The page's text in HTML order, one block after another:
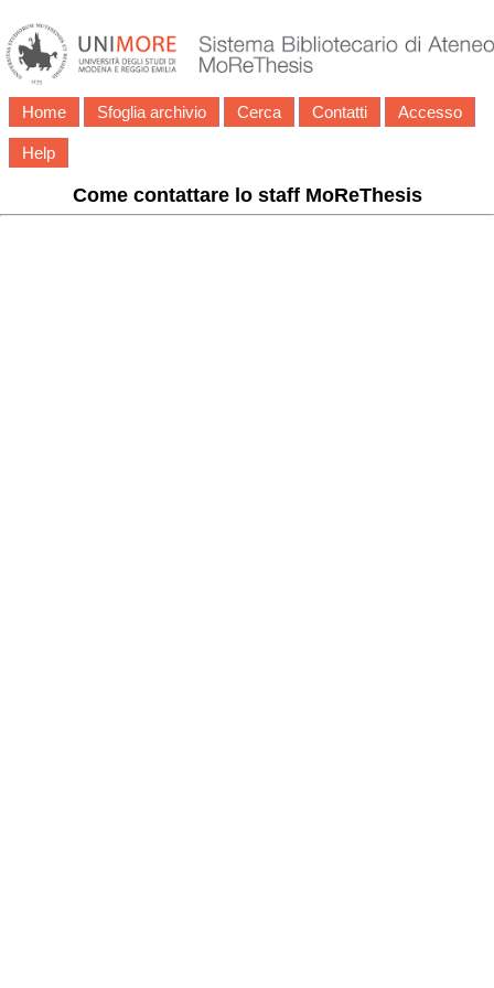
Home Sfoglia archivio Cerca Contatti Accesso
Help
Come contattare lo staff MoReThesis